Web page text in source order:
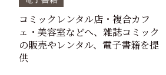
コミックレンタル店・複合カフ
ェ・美容室などへ、雑誌コミック
の販売やレンタル、電子書籍を提
供